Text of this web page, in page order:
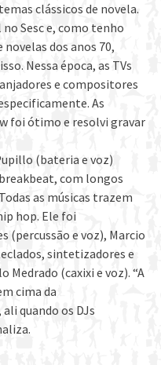
clássicos de novela.
Sesc e, como tenho
dos anos 70,
Nessa época, as TVs
e compositores
As
foi ótimo e resolvi gravar
(bateria e voz)
com longos
as músicas trazem
hop. Ele foi
(percussão e voz), Marcio
sintetizadores e
Medrado (caxixi e voz). “A
cima da
quando os DJs